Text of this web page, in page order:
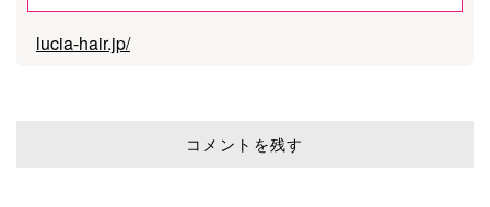
lucia-hair.jp/
コメントを残す